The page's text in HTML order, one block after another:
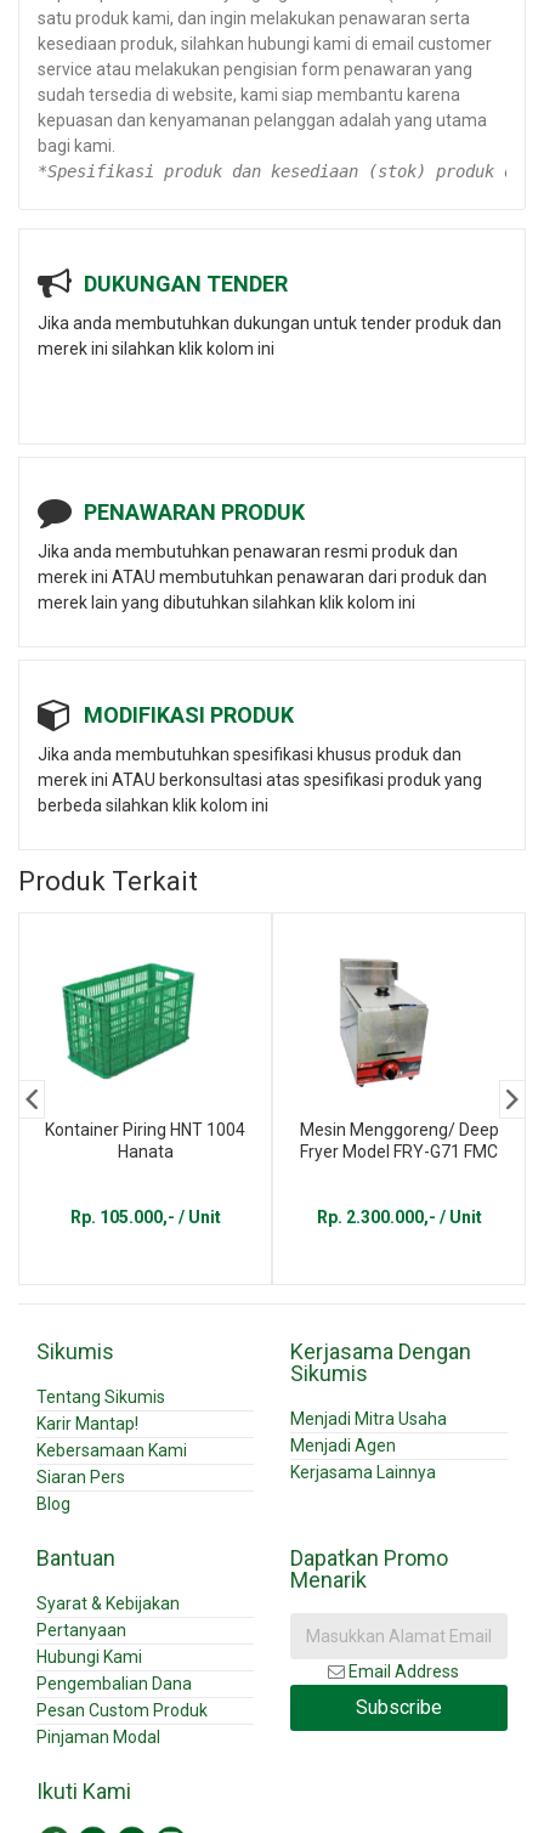
satu produk kami, dan ingin melakukan penawaran serta
kesediaan produk, silahkan hubungi kami di email customer
service atau melakukan pengisian form penawaran yang
sudah tersedia di website, kami siap membantu karena
kepuasan dan kenyamanan pelanggan adalah yang utama
bagi kami.
*Spesifikasi produk dan kesediaan (stok) produk
DUKUNGAN TENDER
Jika anda membutuhkan dukungan untuk tender produk dan
merek ini silahkan klik kolom ini
PENAWARAN PRODUK
Jika anda membutuhkan penawaran resmi produk dan
merek ini ATAU membutuhkan penawaran dari produk dan
merek lain yang dibutuhkan silahkan klik kolom ini
MODIFIKASI PRODUK
Jika anda membutuhkan spesifikasi khusus produk dan
merek ini ATAU berkonsultasi atas spesifikasi produk yang
berbeda silahkan klik kolom ini
Produk Terkait
Kontainer Piring HNT 1004
Hanata
Rp. 105.000,- / Unit
Mesin Menggoreng/ Deep
Fryer Model FRY-G71 FMC
Rp. 2.300.000,- / Unit
Sikumis
Tentang Sikumis
Karir Mantap!
Kebersamaan Kami
Siaran Pers
Blog
Kerjasama Dengan
Sikumis
Menjadi Mitra Usaha
Menjadi Agen
Kerjasama Lainnya
Bantuan
Syarat & Kebijakan
Pertanyaan
Hubungi Kami
Pengembalian Dana
Pesan Custom Produk
Pinjaman Modal
Dapatkan Promo
Menarik
Email Address
Subscribe
Ikuti Kami